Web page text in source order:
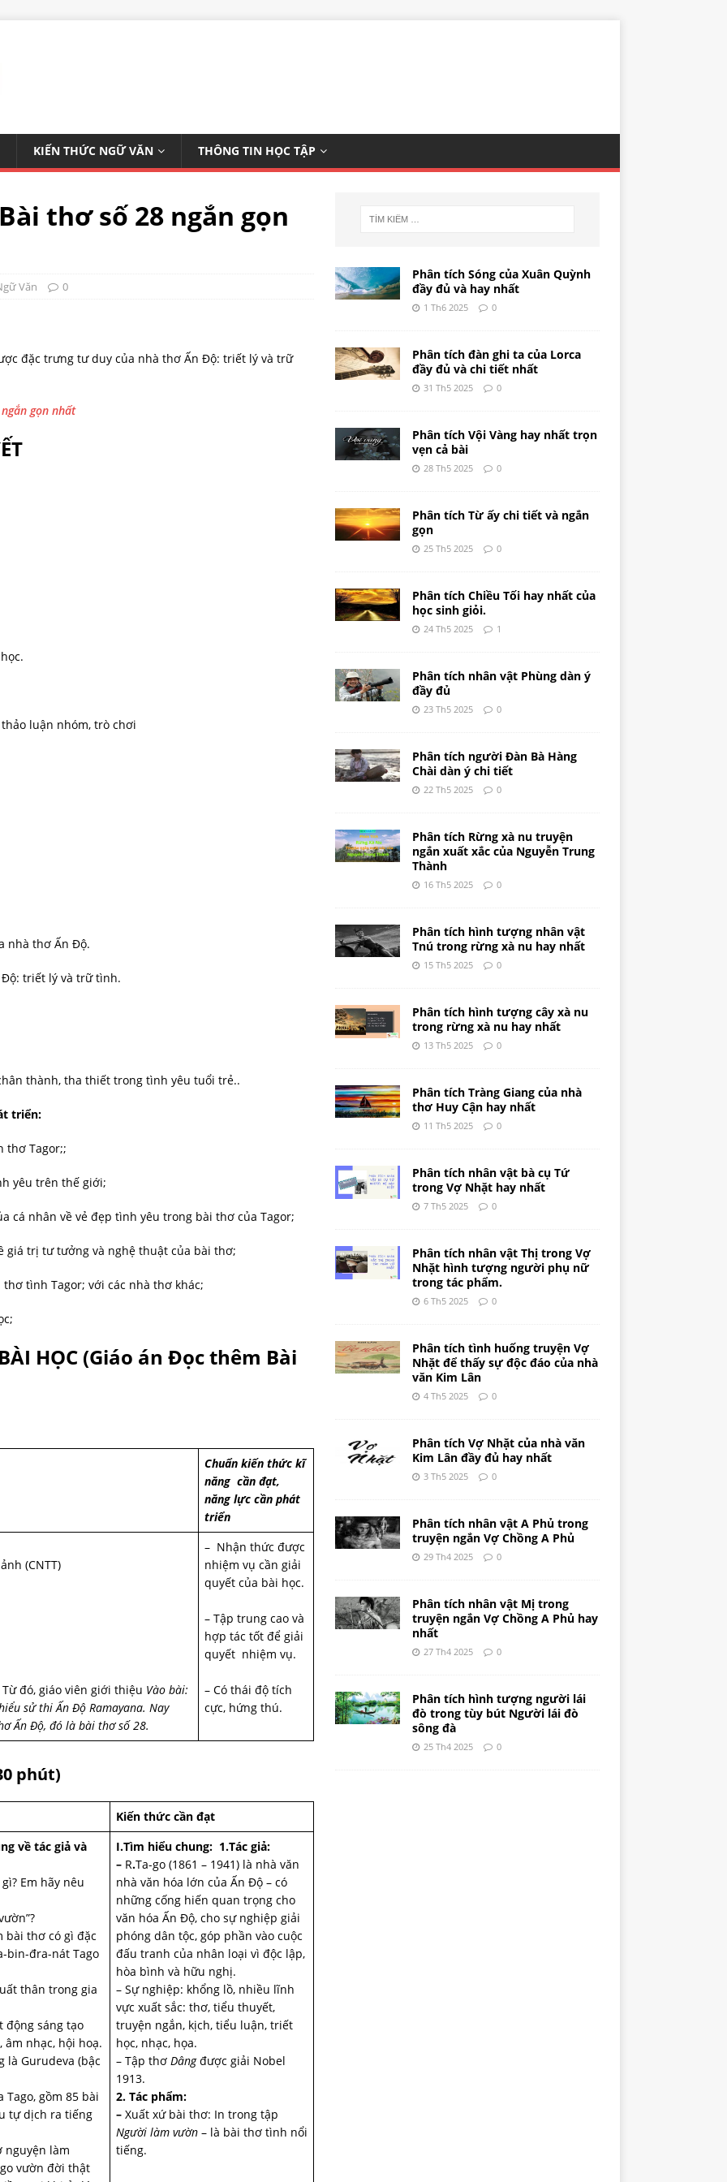
KIẾN THỨC NGỮ VĂN THÔNG TIN HỌC TẬP
thơ số 28 ngắn gọn
Văn 0
đặc trưng tư duy của nhà thơ Ấn Độ: triết lý và trữ
gọn nhất
luận nhóm, trò chơi
nhà thơ Ấn Độ.
triết lý và trữ tình.
thành, tha thiết trong tình yêu tuổi trẻ..
triển:
thơ Tagor;;
yêu trên thế giới;
cá nhân về vẻ đẹp tình yêu trong bài thơ của Tagor;
giá trị tư tưởng và nghệ thuật của bài thơ;
tình Tagor; với các nhà thơ khác;
HỌC (Giáo án Đọc thêm Bài
Chuẩn kiến thức kĩ
năng cần đạt,
năng lực cần phát
triển
(CNTT)
đó, giáo viên giới thiệu Vào bài:
sử thi Ấn Độ Ramayana. Nay
Ấn Độ, đó là bài thơ số 28.
– Nhận thức được
nhiệm vụ cần giải
quyết của bài học.
– Tập trung cao và
hợp tác tốt để giải
quyết nhiệm vụ.
– Có thái độ tích
cực, hứng thú.
phút)
Kiến thức cần đạt
về tác giả và
Em hãy nêu
bài thơ có gì đặc
bin-đra-nát Tago
thân trong gia
động sáng tạo
nhạc, hội hoạ.
là Gurudeva (bậc
gồm 85 bài
tự dịch ra tiếng
nguyện làm
vườn đời thật
I.Tìm hiểu chung: 1.Tác giả:
– R.Ta-go (1861 – 1941) là nhà văn
nhà văn hóa lớn của Ấn Độ – có
những cống hiến quan trọng cho
văn hóa Ấn Độ, cho sự nghiệp giải
phóng dân tộc, góp phần vào cuộc
đấu tranh của nhân loại vì độc lập,
hòa bình và hữu nghị.
– Sự nghiệp: khổng lồ, nhiều lĩnh
vực xuất sắc: thơ, tiểu thuyết,
truyện ngắn, kịch, tiểu luận, triết
học, nhạc, họa.
– Tập thơ Dângđược giải Nobel
1913.
2. Tác phẩm:
– Xuất xứ bài thơ: In trong tập
Người làm vườn – là bài thơ tình nổi
tiếng.
Phân tích Sóng của Xuân Quỳnh
đầy đủ và hay nhất
1 Th6 2025 0
Phân tích đàn ghi ta của Lorca
đầy đủ và chi tiết nhất
31 Th5 2025 0
Phân tích Vội Vàng hay nhất trọn
vẹn cả bài
28 Th5 2025 0
Phân tích Từ ấy chi tiết và ngắn
gọn
25 Th5 2025 0
Phân tích Chiều Tối hay nhất của
học sinh giỏi.
24 Th5 2025 1
Phân tích nhân vật Phùng dàn ý
đầy đủ
23 Th5 2025 0
Phân tích người Đàn Bà Hàng
Chài dàn ý chi tiết
22 Th5 2025 0
Phân tích Rừng xà nu truyện
ngắn xuất xắc của Nguyễn Trung
Thành
16 Th5 2025 0
Phân tích hình tượng nhân vật
Tnú trong rừng xà nu hay nhất
15 Th5 2025 0
Phân tích hình tượng cây xà nu
trong rừng xà nu hay nhất
13 Th5 2025 0
Phân tích Tràng Giang của nhà
thơ Huy Cận hay nhất
11 Th5 2025 0
Phân tích nhân vật bà cụ Tứ
trong Vợ Nhặt hay nhất
7 Th5 2025 0
Phân tích nhân vật Thị trong Vợ
Nhặt hình tượng người phụ nữ
trong tác phẩm.
6 Th5 2025 0
Phân tích tình huống truyện Vợ
Nhặt để thấy sự độc đáo của nhà
văn Kim Lân
4 Th5 2025 0
Phân tích Vợ Nhặt của nhà văn
Kim Lân đầy đủ hay nhất
3 Th5 2025 0
Phân tích nhân vật A Phủ trong
truyện ngắn Vợ Chồng A Phủ
29 Th4 2025 0
Phân tích nhân vật Mị trong
truyện ngắn Vợ Chồng A Phủ hay
nhất
27 Th4 2025 0
Phân tích hình tượng người lái
đò trong tùy bút Người lái đò
sông đà
25 Th4 2025 0